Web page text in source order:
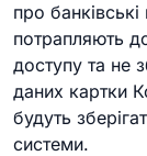
про
потрапляють
доступу та не
даних картки
будуть
системи.